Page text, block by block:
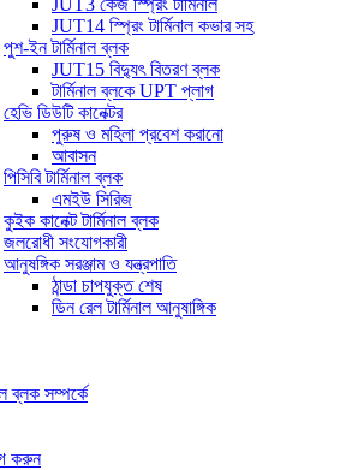
JUT3 কেজ স্প্রিং টার্মিনাল
JUT14 স্প্রিং টার্মিনাল কভার সহ
পুশ-ইন টার্মিনাল ব্লক
JUT15 বিদ্যুৎ বিতরণ ব্লক
টার্মিনাল ব্লকে UPT প্লাগ
হেভি ডিউটি ​​কানেক্টর
পুরুষ ও মহিলা প্রবেশ করানো
আবাসন
পিসিবি টার্মিনাল ব্লক
এমইউ সিরিজ
কুইক কানেক্ট টার্মিনাল ব্লক
জলরোধী সংযোগকারী
আনুষঙ্গিক সরঞ্জাম ও যন্ত্রপাতি
ঠান্ডা চাপযুক্ত শেষ
ডিন রেল টার্মিনাল আনুষাঙ্গিক
ব্লক সম্পর্কে
করুন